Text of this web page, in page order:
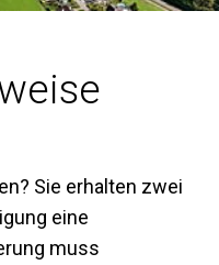
Sie erhalten zwei
eine
muss